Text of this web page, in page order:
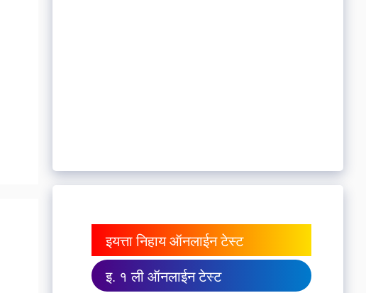
इयत्ता निहाय ऑनलाईन टेस्ट
इ. १ ली ऑनलाईन टेस्ट